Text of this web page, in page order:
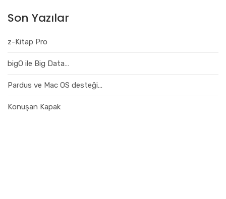
Son Yazılar
z-Kitap Pro
bigO ile Big Data…
Pardus ve Mac OS desteği…
Konuşan Kapak